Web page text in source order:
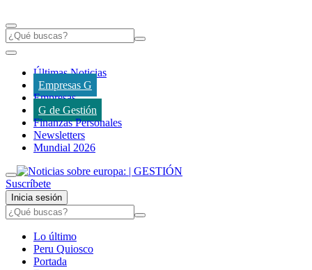
Últimas Noticias
Empresas G
Empresas
G de Gestión
Finanzas Personales
Newsletters
Mundial 2026
Suscríbete
Inicia sesión
Lo último
Peru Quiosco
Portada